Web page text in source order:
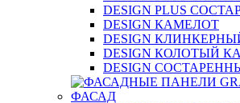
DESIGN PLUS
DESIGN КАМЕЛОТ
DESIGN
DESIGN КОЛОТЫЙ
DESIGN